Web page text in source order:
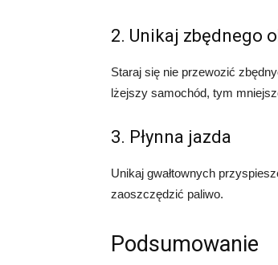
2. Unikaj zbędnego
Staraj się nie przewozić
lżejszy samochód, tym
3. Płynna jazda
Unikaj gwałtownych
zaoszczędzić paliwo.
Podsumowanie